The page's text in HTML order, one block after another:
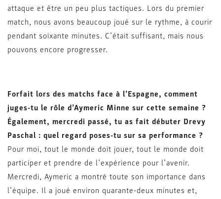
attaque et être un peu plus tactiques. Lors du premier
match, nous avons beaucoup joué sur le rythme, à courir
pendant soixante minutes. C’était suffisant, mais nous
pouvons encore progresser.
Forfait lors des matchs face à l’Espagne, comment
juges-tu le rôle d’Aymeric Minne sur cette semaine ?
Également, mercredi passé, tu as fait débuter Drevy
Paschal : quel regard poses-tu sur sa performance ?
Pour moi, tout le monde doit jouer, tout le monde doit
participer et prendre de l’expérience pour l’avenir.
Mercredi, Aymeric a montré toute son importance dans
l’équipe. Il a joué environ quarante-deux minutes et,